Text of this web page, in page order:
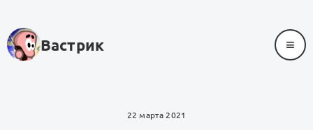
Вастрик ≡
22 марта 2021